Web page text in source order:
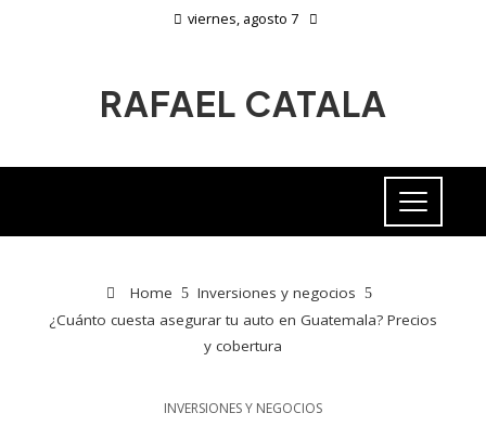
viernes, agosto 7
RAFAEL CATALA
Home
Inversiones y negocios
¿Cuánto cuesta asegurar tu auto en Guatemala? Precios
y cobertura
INVERSIONES Y NEGOCIOS